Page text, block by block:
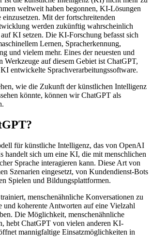
weltweit haben begonnen, KI-Lösungen
Mit der fortschreitenden
werden zukünftig wahrscheinlich
KI setzen. Die KI-Forschung befasst sich
Lernen, Spracherkennung,
und vielem mehr. Eines der neuesten und
Werkzeuge auf diesem Gebiet ist ChatGPT,
entwickelte Sprachverarbeitungssoftware.
wie die Zukunft der künstlichen Intelligenz
könnte, können wir ChatGPT als
für künstliche Intelligenz, das von OpenAI
handelt sich um eine KI, die mit menschlichen
Sprache interagieren kann. Diese Art von
Szenarien eingesetzt, von Kundendienst-Bots
Spielen und Bildungsplattformen.
menschenähnliche Konversationen zu
und koherente Antworten auf eine Vielzahl
Die Möglichkeit, menschenähnliche
hebt ChatGPT von vielen anderen KI-
mannigfaltige Einsatzmöglichkeiten in